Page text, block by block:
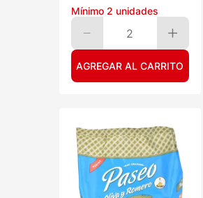
Mínimo 2 unidades
2
AGREGAR AL CARRITO